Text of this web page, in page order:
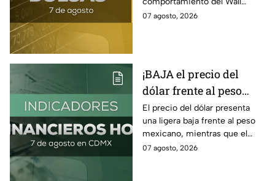
Street y de la BMV, así como el
07 agosto, 2026
¡BAJA el precio del
dólar frente al peso
hoy! Así quedó este
viernes 7 de agosto
2026
El precio del dólar presenta
una ligera baja frente al peso
mexicano, mientras que el
petróleo también presenta una
07 agosto, 2026